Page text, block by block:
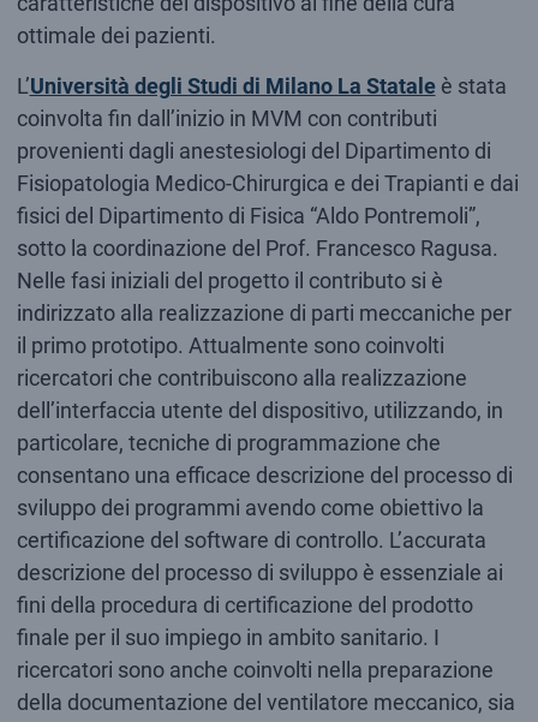
ottimale dei pazienti.
L’Università degli Studi di Milano La Stataleè stata
coinvolta fin dall’inizio in MVM con contributi
provenienti dagli anestesiologi del Dipartimento di
Fisiopatologia Medico-Chirurgica e dei Trapianti e dai
fisici del Dipartimento di Fisica “Aldo Pontremoli”,
sotto la coordinazione del Prof. Francesco Ragusa.
Nelle fasi iniziali del progetto il contributo si è
indirizzato alla realizzazione di parti meccaniche per
il primo prototipo. Attualmente sono coinvolti
ricercatori che contribuiscono alla realizzazione
dell’interfaccia utente del dispositivo, utilizzando, in
particolare, tecniche di programmazione che
consentano una efficace descrizione del processo di
sviluppo dei programmi avendo come obiettivo la
certificazione del software di controllo. L’accurata
descrizione del processo di sviluppo è essenziale ai
fini della procedura di certificazione del prodotto
finale per il suo impiego in ambito sanitario. I
ricercatori sono anche coinvolti nella preparazione
della documentazione del ventilatore meccanico, sia